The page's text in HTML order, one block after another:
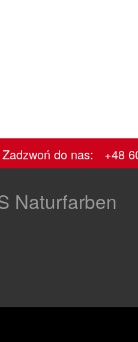
do nas: +48
Naturfarben